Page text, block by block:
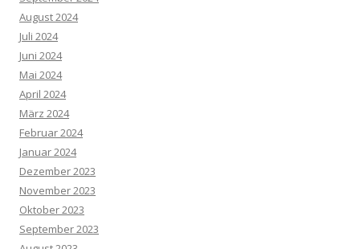
August 2024
Juli 2024
Juni 2024
Mai 2024
April 2024
März 2024
Februar 2024
Januar 2024
Dezember 2023
November 2023
Oktober 2023
September 2023